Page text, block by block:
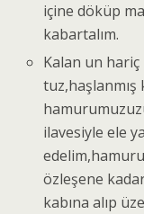
içine döküp
kabartalım.
Kalan un
tuz,haşlanmış
ilavesiyle ele
özleşene
kabına alıp